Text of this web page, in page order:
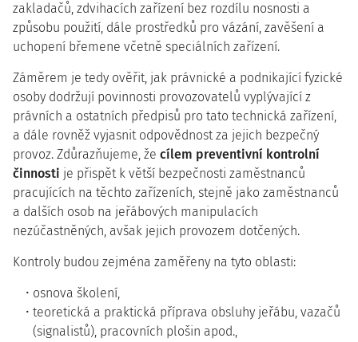
zakladačů, zdvihacích zařízení bez rozdílu nosnosti a
způsobu použití, dále prostředků pro vázání, zavěšení a
uchopení břemene včetně speciálních zařízení.
Záměrem je tedy ověřit, jak právnické a podnikající fyzické
osoby dodržují povinnosti provozovatelů vyplývající z
právních a ostatních předpisů pro tato technická zařízení,
a dále rovněž vyjasnit odpovědnost za jejich bezpečný
provoz. Zdůrazňujeme, že cílem preventivní kontrolní
činnosti je přispět k větší bezpečnosti zaměstnanců
pracujících na těchto zařízeních, stejně jako zaměstnanců
a dalších osob na jeřábových manipulacích
nezúčastněných, avšak jejich provozem dotčených.
Kontroly budou zejména zaměřeny na tyto oblasti:
osnova školení,
teoretická a praktická příprava obsluhy jeřábu, vazačů
(signalistů), pracovních plošin apod.,